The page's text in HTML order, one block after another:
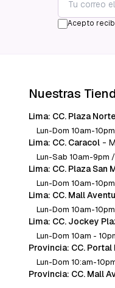
Acepto
Nuestras
Lima: CC. Plaza Norte
Lun-Dom 10am-10pm
Lima: CC. Caracol -
Lun-Sab 10am-9pm
Lima: CC. Plaza San
Lun-Dom 10am-10pm
Lima: CC. Mall
Lun-Dom 10am-10pm
Lima: CC. Jockey
Lun-Dom 10am -
Provincia: CC. Portal
Lun-Dom 10:am-
Provincia: CC. Mall